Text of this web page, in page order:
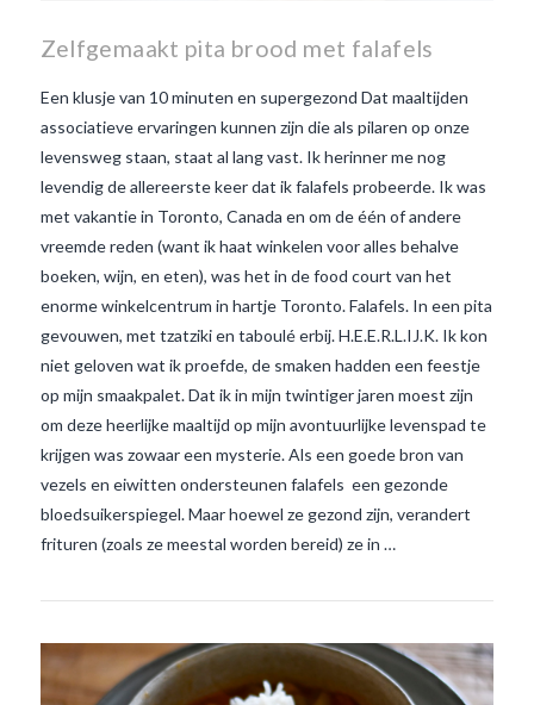
Zelfgemaakt pita brood met falafels
Een klusje van 10 minuten en supergezond Dat maaltijden
associatieve ervaringen kunnen zijn die als pilaren op onze
levensweg staan, staat al lang vast. Ik herinner me nog
levendig de allereerste keer dat ik falafels probeerde. Ik was
met vakantie in Toronto, Canada en om de één of andere
vreemde reden (want ik haat winkelen voor alles behalve
boeken, wijn, en eten), was het in de food court van het
enorme winkelcentrum in hartje Toronto. Falafels. In een pita
gevouwen, met tzatziki en taboulé erbij. H.E.E.R.L.IJ.K. Ik kon
niet geloven wat ik proefde, de smaken hadden een feestje
op mijn smaakpalet. Dat ik in mijn twintiger jaren moest zijn
om deze heerlijke maaltijd op mijn avontuurlijke levenspad te
krijgen was zowaar een mysterie. Als een goede bron van
vezels en eiwitten ondersteunen falafels een gezonde
bloedsuikerspiegel. Maar hoewel ze gezond zijn, verandert
frituren (zoals ze meestal worden bereid) ze in …